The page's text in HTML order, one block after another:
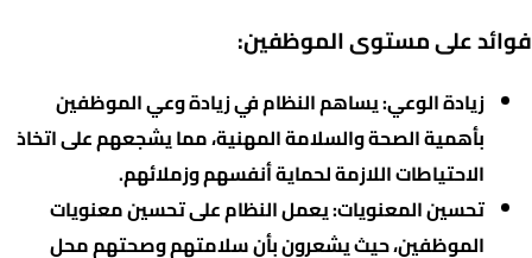
فوائد على مستوى الموظفين:
زيادة الوعي: يساهم النظام في زيادة وعي الموظفين
بأهمية الصحة والسلامة المهنية، مما يشجعهم على اتخاذ
الاحتياطات اللازمة لحماية أنفسهم وزملائهم.
تحسين المعنويات: يعمل النظام على تحسين معنويات
الموظفين، حيث يشعرون بأن سلامتهم وصحتهم محل